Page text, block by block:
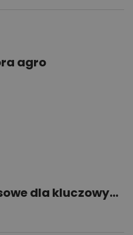
agro
dla kluczowy...